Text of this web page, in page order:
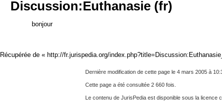
Discussion:Euthanasie (fr)
bonjour
Récupérée de « http://fr.jurispedia.org/
Dernière modification de cette page le 4 mars 2005 à
Cette page a été consultée 2 660 fois.
Le contenu de JurisPedia est disponible sous la licence